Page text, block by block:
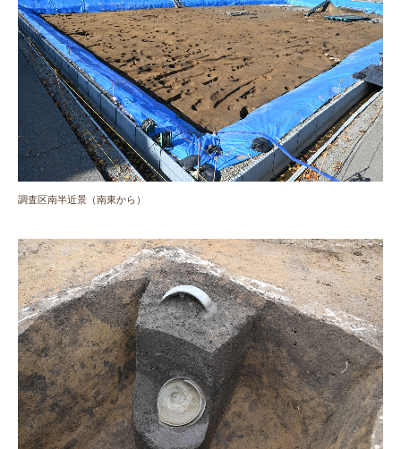
調査区南半近景（南東から）